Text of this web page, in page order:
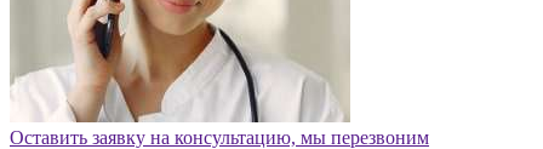
Оставить заявку на консультацию, мы перезвоним